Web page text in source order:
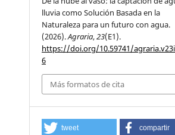
lluvia como Solución Basada en la
Naturaleza para un futuro con agua.
(2026).Agraria,23(E1).
https://doi.org/10.59741/
6
Más formatos de cita
tweet compartir